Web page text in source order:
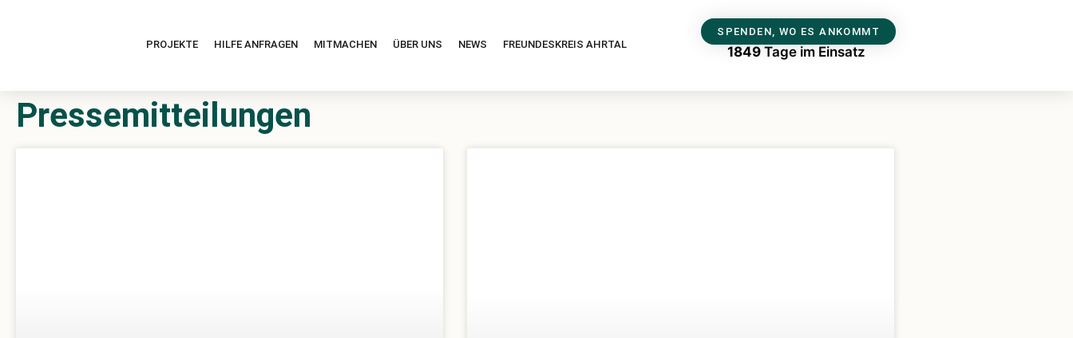
PROJEKTE HILFE ANFRAGEN MITMACHEN ÜBER UNS NEWS FREUNDESKREIS AHRTAL
SPENDEN, WO ES ANKOMMT
1849 Tage im Einsatz
Pressemitteilungen